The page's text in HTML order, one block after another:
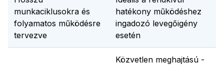
munkaciklusokra és
folyamatos működésre
tervezve
hatékony működéshez
ingadozó levegőigény
esetén
Közvetlen meghajtású -